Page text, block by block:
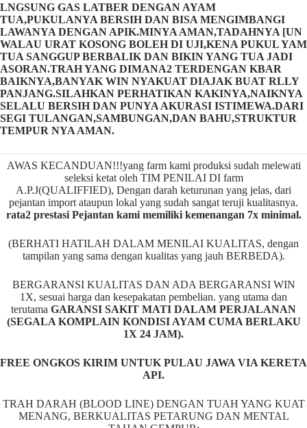
LNGSUNG GAS LATBER DENGAN AYAM
TUA,PUKULANYA BERSIH DAN BISA MENGIMBANGI
LAWANYA DENGAN APIK.MINYA AMAN,TADAHNYA [UN
WALAU URAT KOSONG BOLEH DI UJI,KENA PUKUL YAM
TUA SANGGUP BERBALIK DAN BIKIN YANG TUA JADI
ASORAN.TRAH YANG DIMANA2 TERDENGAN KBAR
BAIKNYA,BANYAK WIN NYAKUAT DIAJAK BUAT RLLY
PANJANG.SILAHKAN PERHATIKAN KAKINYA,NAIKNYA
SELALU BERSIH DAN PUNYA AKURASI ISTIMEWA.DARI
SEGI TULANGAN,SAMBUNGAN,DAN BAHU,STRUKTUR
TEMPUR NYA AMAN.
AWAS KECANDUAN!!!yang farm kami produksi sudah melewati
seleksi ketat oleh TIM PENILAI DI farm
A.P.J(QUALIFFIED), Dengan darah keturunan yang jelas, dari
pejantan import ataupun lokal yang sudah sangat teruji kualitasnya.
rata2 prestasi Pejantan kami memiliki kemenangan 7x minimal.
(BERHATI HATILAH DALAM MENILAI KUALITAS, dengan
tampilan yang sama dengan kualitas yang jauh BERBEDA).
BERGARANSI KUALITAS DAN ADA BERGARANSI WIN
1X, sesuai harga dan kesepakatan pembelian. yang utama dan
terutama GARANSI SAKIT MATI DALAM PERJALANAN
(SEGALA KOMPLAIN KONDISI AYAM CUMA BERLAKU
1X 24 JAM).
FREE ONGKOS KIRIM UNTUK PULAU JAWA VIA KERETA
API.
TRAH DARAH (BLOOD LINE) DENGAN TUAH YANG KUAT
MENANG, BERKUALITAS PETARUNG DAN MENTAL